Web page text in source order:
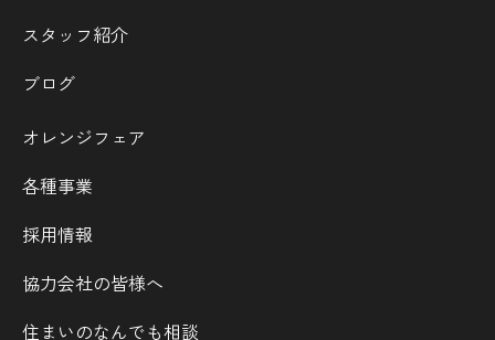
スタッフ紹介
ブログ
オレンジフェア
各種事業
採用情報
協力会社の皆様へ
住まいのなんでも相談